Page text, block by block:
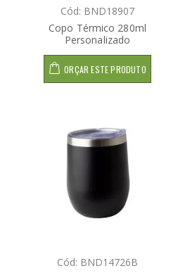
Cód: BND18907
Copo Térmico 280ml
Personalizado
ORÇAR ESTE PRODUTO
Cód: BND14726B